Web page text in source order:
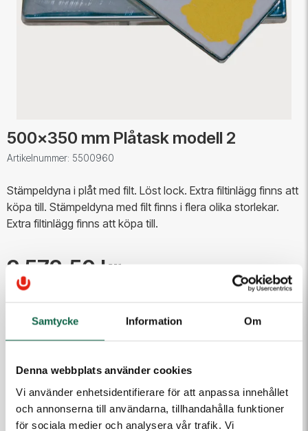
Samtycke Information Om
Denna webbplats använder cookies
Vi använder enhetsidentifierare för att anpassa innehållet
och annonserna till användarna, tillhandahålla funktioner
för sociala medier och analysera vår trafik. Vi
500x350 mm Plåtask modell 2
Artikelnummer: 5500960
Stämpeldyna i plåt med filt. Löst lock. Extra filtinlägg finns att
köpa till. Stämpeldyna med filt finns i flera olika storlekar.
Extra filtinlägg finns att köpa till.
2 572,50 kr
Lägg i varukorgen
Höjd (mm)
350
Bredd (mm)
500